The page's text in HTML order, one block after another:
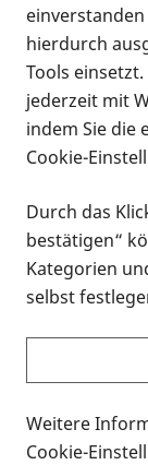
Vorlesen
Alle
Formaten
Sie möchten
suchen und
können?
Thema
für blinde
einverstanden
hierdurch
Tools
jederzeit mit
indem Sie die
Cookie-
Durch das
bestätigen“
Kategorien
selbst
Weitere
Cookie-